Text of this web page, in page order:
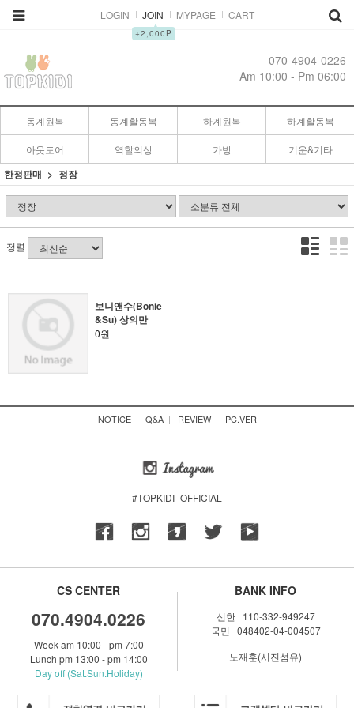
LOGIN JOIN
▲
+2,000P
MYPAGE CART
070-4904-0226
Am 10:00 - Pm 06:00
동계원복 동계활동복 하계원복 하계활동복
아웃도어 역할의상 가방 기운&기타
한정판매 정장
정렬
보니앤수(Bonie
&Su) 상의만
0원
NOTICE| Q&A| REVIEW| PC.VER
#TOPKIDI_OFFICIAL
CS CENTER
070.4904.0226
Week am 10:00 - pm 7:00
Lunch pm 13:00 - pm 14:00
Day off (Sat.Sun.Holiday)
BANK INFO
신한 110-332-949247
국민 048402-04-004507
노재훈(서진섬유)